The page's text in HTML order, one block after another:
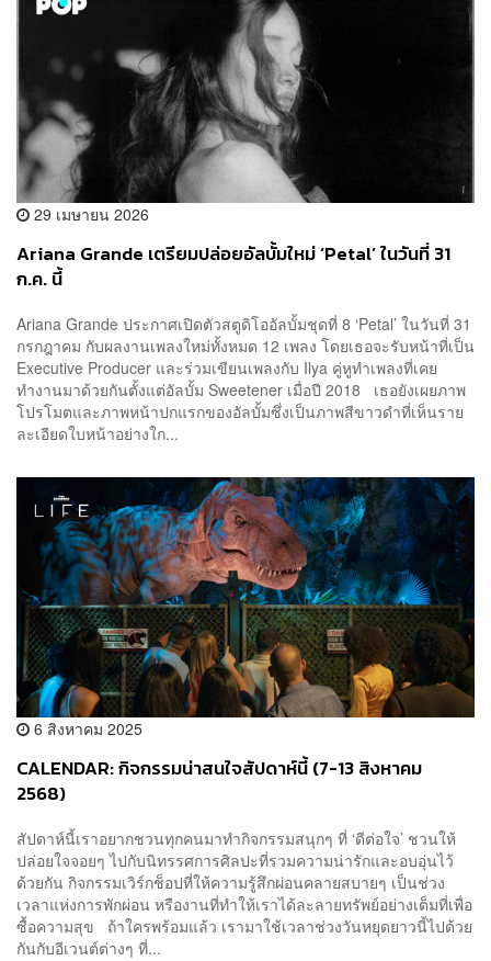
29 เมษายน 2026
Ariana Grande เตรียมปล่อยอัลบั้มใหม่ ‘Petal’ ในวันที่ 31
ก.ค. นี้
Ariana Grande ประกาศเปิดตัวสตูดิโออัลบั้มชุดที่ 8 ‘Petal’ ในวันที่ 31
กรกฎาคม กับผลงานเพลงใหม่ทั้งหมด 12 เพลง โดยเธอจะรับหน้าที่เป็น
Executive Producer และร่วมเขียนเพลงกับ Ilya คู่หูทำเพลงที่เคย
ทำงานมาด้วยกันตั้งแต่อัลบั้ม Sweetener เมื่อปี 2018 เธอยังเผยภาพ
โปรโมตและภาพหน้าปกแรกของอัลบั้มซึ่งเป็นภาพสีขาวดำที่เห็นราย
ละเอียดใบหน้าอย่างใก...
6 สิงหาคม 2025
CALENDAR: กิจกรรมน่าสนใจสัปดาห์นี้ (7-13 สิงหาคม
2568)
สัปดาห์นี้เราอยากชวนทุกคนมาทำกิจกรรมสนุกๆ ที่ ‘ดีต่อใจ’ ชวนให้
ปล่อยใจจอยๆ ไปกับนิทรรศการศิลปะที่รวมความน่ารักและอบอุ่นไว้
ด้วยกัน กิจกรรมเวิร์กช็อปที่ให้ความรู้สึกผ่อนคลายสบายๆ เป็นช่วง
เวลาแห่งการพักผ่อน หรืองานที่ทำให้เราได้ละลายทรัพย์อย่างเต็มที่เพื่อ
ซื้อความสุข ถ้าใครพร้อมแล้ว เรามาใช้เวลาช่วงวันหยุดยาวนี้ไปด้วย
กันกับอีเวนต์ต่างๆ ที่...